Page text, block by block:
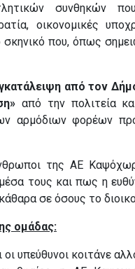
συνθηκών που
οικονομικές
που, όπως
από τον
από την πολιτεία
αρμόδιων φορέων
της ΑΕ
τους και πως η
σε όσους το
ομάδας:
υπεύθυνοι κοιτάνε